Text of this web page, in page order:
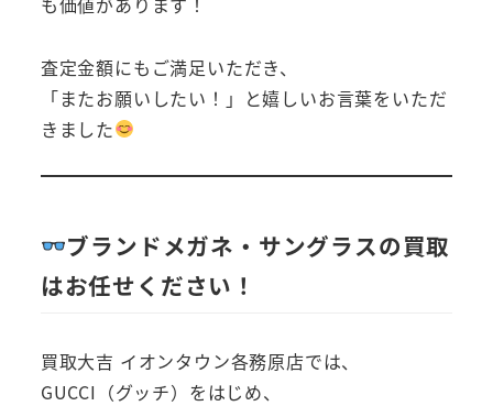
査定金額にもご満足いただき、
「またお願いしたい！」と嬉しいお言葉をいただ
きました
ブランドメガネ・サングラスの買取
はお任せください！
買取大吉 イオンタウン各務原店では、
GUCCI（グッチ）をはじめ、